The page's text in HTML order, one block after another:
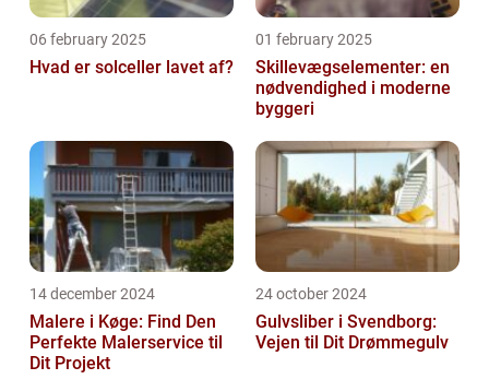
06 february 2025
Hvad er solceller lavet af?
01 february 2025
Skillevægselementer: en
nødvendighed i moderne
byggeri
14 december 2024
Malere i Køge: Find Den
Perfekte Malerservice til
Dit Projekt
24 october 2024
Gulvsliber i Svendborg:
Vejen til Dit Drømmegulv